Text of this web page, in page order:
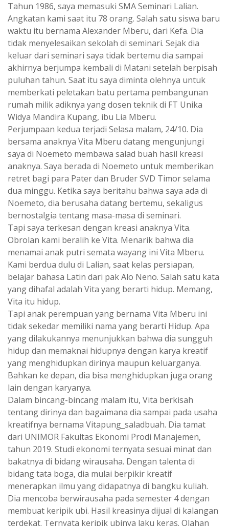
Tahun 1986, saya memasuki SMA Seminari Lalian.
Angkatan kami saat itu 78 orang. Salah satu siswa baru
waktu itu bernama Alexander Mberu, dari Kefa. Dia
tidak menyelesaikan sekolah di seminari. Sejak dia
keluar dari seminari saya tidak bertemu dia sampai
akhirnya berjumpa kembali di Matani setelah berpisah
puluhan tahun. Saat itu saya diminta olehnya untuk
memberkati peletakan batu pertama pembangunan
rumah milik adiknya yang dosen teknik di FT Unika
Widya Mandira Kupang, ibu Lia Mberu.
Perjumpaan kedua terjadi Selasa malam, 24/10. Dia
bersama anaknya Vita Mberu datang mengunjungi
saya di Noemeto membawa salad buah hasil kreasi
anaknya. Saya berada di Noemeto untuk memberikan
retret bagi para Pater dan Bruder SVD Timor selama
dua minggu. Ketika saya beritahu bahwa saya ada di
Noemeto, dia berusaha datang bertemu, sekaligus
bernostalgia tentang masa-masa di seminari.
Tapi saya terkesan dengan kreasi anaknya Vita.
Obrolan kami beralih ke Vita. Menarik bahwa dia
menamai anak putri semata wayang ini Vita Mberu.
Kami berdua dulu di Lalian, saat kelas persiapan,
belajar bahasa Latin dari pak Alo Neno. Salah satu kata
yang dihafal adalah Vita yang berarti hidup. Memang,
Vita itu hidup.
Tapi anak perempuan yang bernama Vita Mberu ini
tidak sekedar memiliki nama yang berarti Hidup. Apa
yang dilakukannya menunjukkan bahwa dia sungguh
hidup dan memaknai hidupnya dengan karya kreatif
yang menghidupkan dirinya maupun keluarganya.
Bahkan ke depan, dia bisa menghidupkan juga orang
lain dengan karyanya.
Dalam bincang-bincang malam itu, Vita berkisah
tentang dirinya dan bagaimana dia sampai pada usaha
kreatifnya bernama Vitapung_saladbuah. Dia tamat
dari UNIMOR Fakultas Ekonomi Prodi Manajemen,
tahun 2019. Studi ekonomi ternyata sesuai minat dan
bakatnya di bidang wirausaha. Dengan talenta di
bidang tata boga, dia mulai berpikir kreatif
menerapkan ilmu yang didapatnya di bangku kuliah.
Dia mencoba berwirausaha pada semester 4 dengan
membuat keripik ubi. Hasil kreasinya dijual di kalangan
terdekat. Ternyata keripik ubinya laku keras. Olahan